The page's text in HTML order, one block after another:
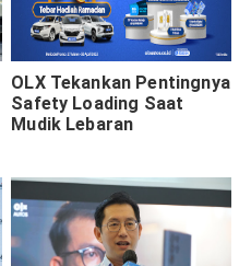
OLX Tekankan Pentingnya
Safety Loading Saat
Mudik Lebaran